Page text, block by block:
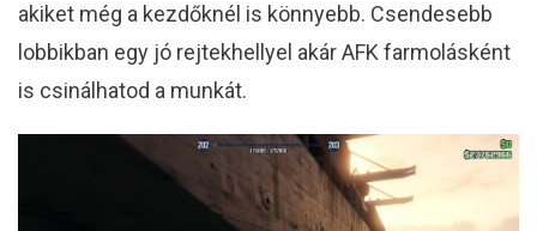
akiket még a kezdőknél is könnyebb. Csendesebb
lobbikban egy jó rejtekhellyel akár AFK farmolásként
is csinálhatod a munkát.